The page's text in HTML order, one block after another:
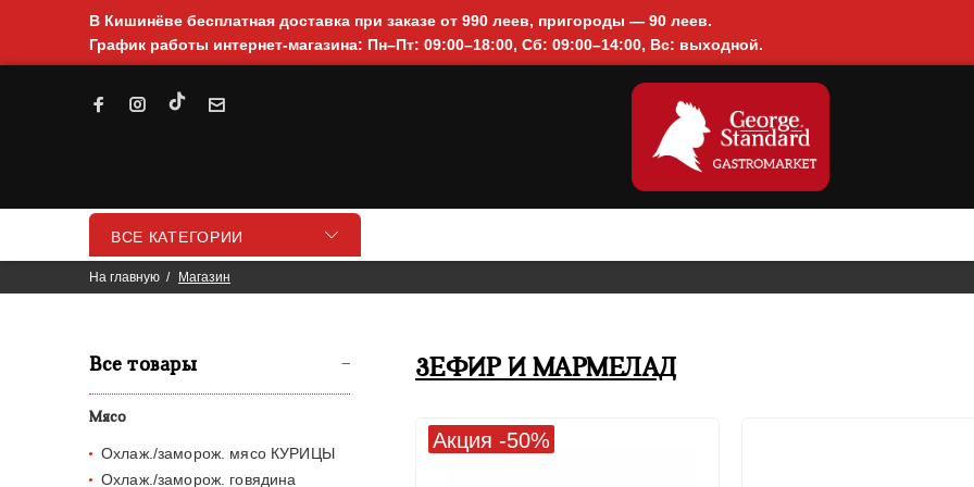
В Кишинёве бесплатная доставка при заказе от 990 леев, пригороды — 90 леев.
График работы интернет-магазина: Пн–Пт: 09:00–18:00, Сб: 09:00–14:00, Вс: выходной.
ВСЕ КАТЕГОРИИ
На главную Магазин
Все товары
Мясо
Охлаж./заморож. мясо КУРИЦЫ
Охлаж./заморож. говядина
ЗЕФИР И МАРМЕЛАД
Акция -50%